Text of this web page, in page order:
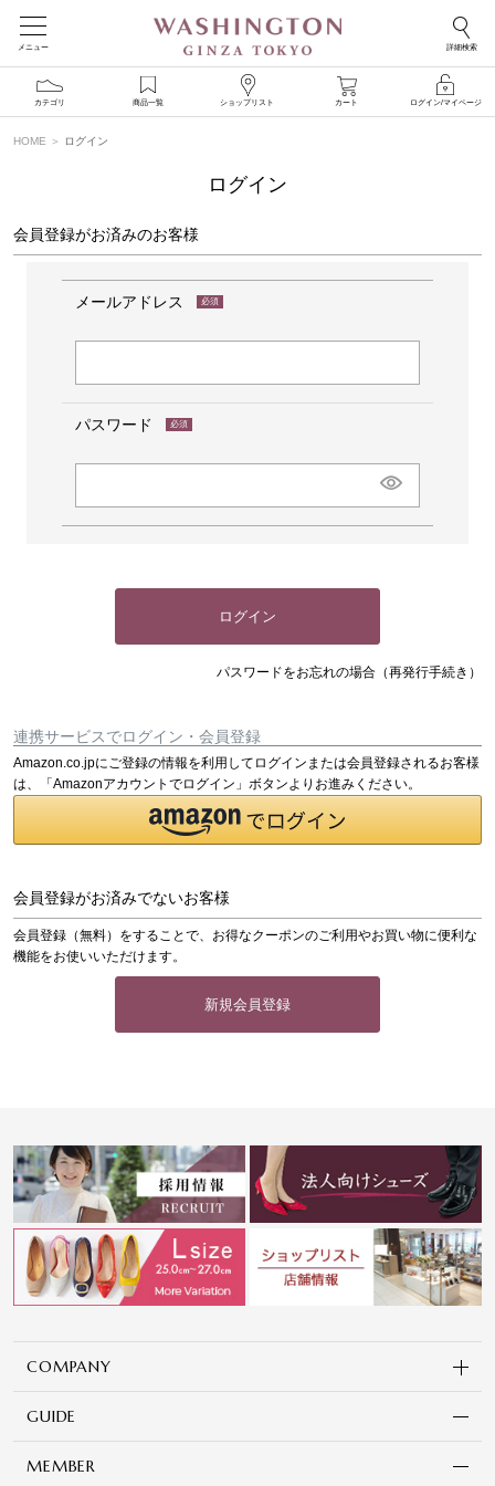
メニュー 詳細検索
カテゴリ 商品一覧 ショップリスト カート ログイン/マイページ
HOME ログイン
ログイン
会員登録がお済みのお客様
メールアドレス
パスワード
ログイン
パスワードをお忘れの場合（再発行手続き）
連携サービスでログイン・会員登録
Amazon.co.jpにご登録の情報を利用してログインまたは会員登録されるお客様
は、「Amazonアカウントでログイン」ボタンよりお進みください。
会員登録がお済みでないお客様
会員登録（無料）をすることで、お得なクーポンのご利用やお買い物に便利な
機能をお使いいただけます。
新規会員登録
COMPANY
GUIDE
MEMBER